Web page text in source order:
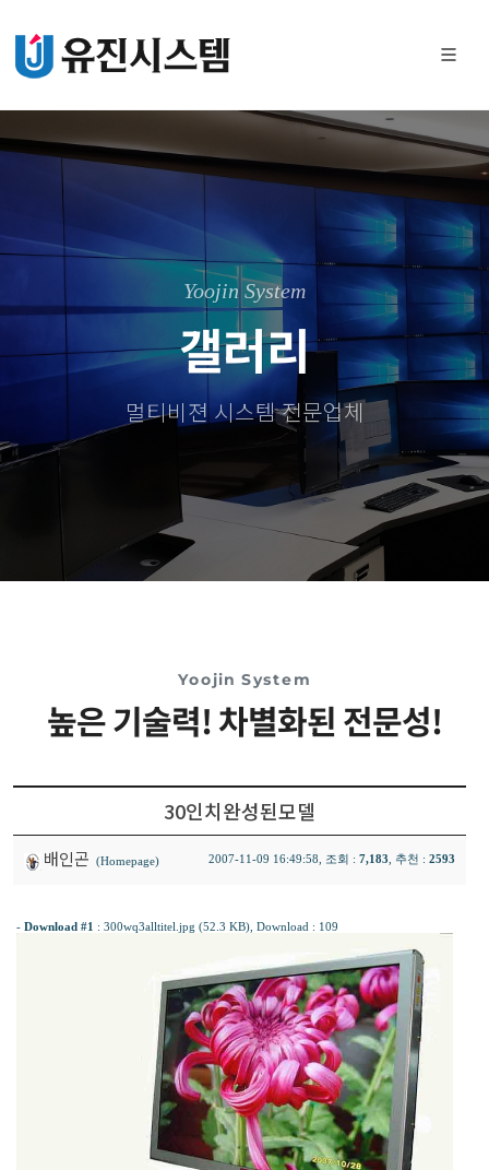
Yoojin System
갤러리
멀티비젼 시스템 전문업체
Yoojin System
높은 기술력! 차별화된 전문성!
30인치완성된모델
배인곤 (Homepage) 2007-11-09 16:49:58, 조회 : 7,183 , 추천 : 2593
- Download #1 : 300wq3alltitel.jpg (52.3 KB) , Download : 109